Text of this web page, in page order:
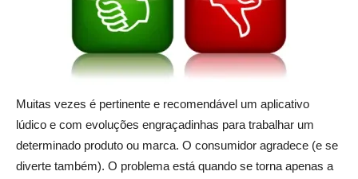
Muitas vezes é pertinente e recomendável um aplicativo
lúdico e com evoluções engraçadinhas para trabalhar um
determinado produto ou marca. O consumidor agradece (e se
diverte também). O problema está quando se torna apenas a